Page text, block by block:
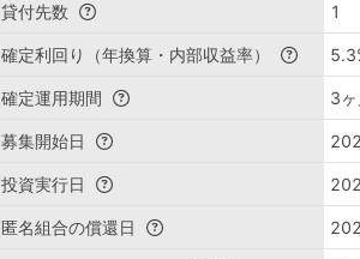
貸付先数 1
確定利回り（年換算・内部収益率）
確定運用期間 3
募集開始日
投資実行日
匿名組合の償還日